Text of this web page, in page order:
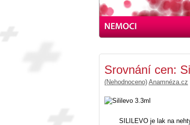
Srovnání cen:
(Nehodnoceno) Anamnéza.cz
SILILEVO je lak na